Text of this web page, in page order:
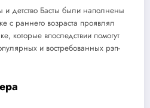
и детство Басты были наполнены
с раннего возраста проявлял
которые впоследствии помогут
и востребованных рэп-